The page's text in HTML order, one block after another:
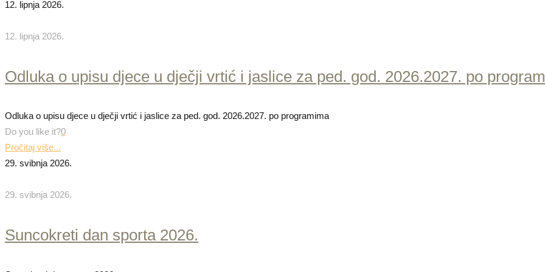
12. lipnja 2026.
12. lipnja 2026.
Odluka o upisu djece u dječji vrtić i jaslice za ped. god. 2026.2027. po
Odluka o upisu djece u dječji vrtić i jaslice za ped. god. 2026.2027. po programima
Do you like it?0
Pročitaj više...
29. svibnja 2026.
29. svibnja 2026.
Suncokreti dan sporta 2026.